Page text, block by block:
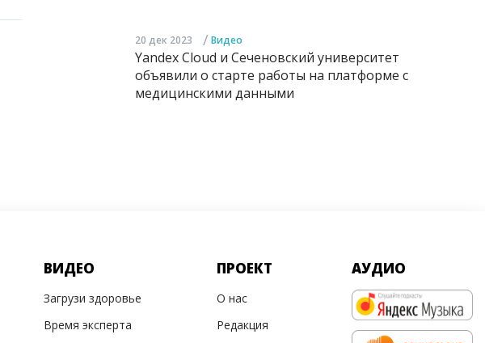
20 дек 2023 / Видео
Yandex Cloud и Сеченовский университет
объявили о старте работы на платформе с
медицинскими данными
ВИДЕО
Загрузи здоровье
Время эксперта
ПРОЕКТ
О нас
Редакция
АУДИО